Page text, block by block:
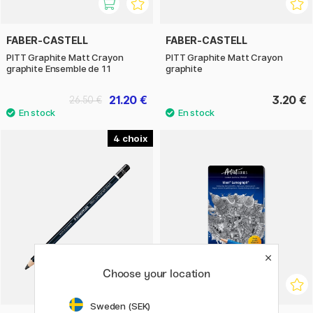
FABER-CASTELL
PITT Graphite Matt Crayon
graphite Ensemble de 11
21.20 €
26.50 €
FABER-CASTELL
PITT Graphite Matt Crayon
graphite
3.20 €
4
Choose your location
Sweden (SEK)